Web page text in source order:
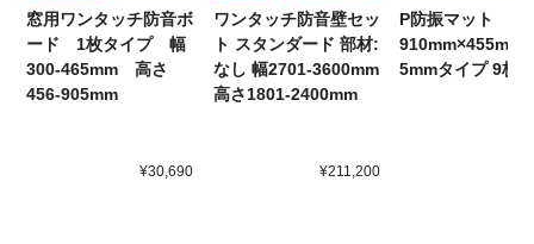
窓用ワンタッチ防音ボ
ード 1枚タイプ 幅
300-465mm 高さ
456-905mm
¥30,690
ワンタッチ防音壁セッ
ト スタンダード 部材:
なし 幅2701-3600mm
高さ1801-2400mm
¥211,200
P防振マット
910mm×455mm
5mmタイプ 9枚